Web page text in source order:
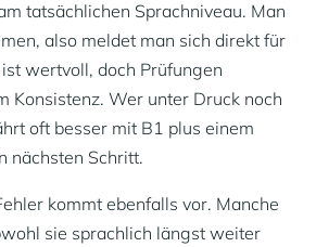
tatsächlichen Sprachniveau. Man
also meldet man sich direkt für
wertvoll, doch Prüfungen
Konsistenz. Wer unter Druck noch
oft besser mit B1 plus einem
nächsten Schritt.
kommt ebenfalls vor. Manche
sie sprachlich längst weiter